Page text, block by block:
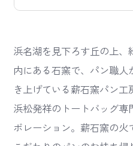
浜名湖を見下ろす丘の上
内にある石窯で、パン職
き上げている薪石窯パン
浜松発祥のトートバッグ専
ボレーション。薪石窯の